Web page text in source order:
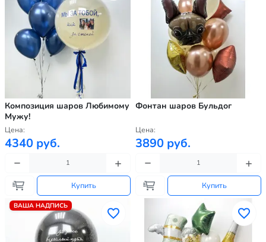
Композиция шаров Любимому
Мужу!
Цена:
4340 руб.
Купить
Фонтан шаров Бульдог
Цена:
3890 руб.
Купить
ВАША НАДПИСЬ